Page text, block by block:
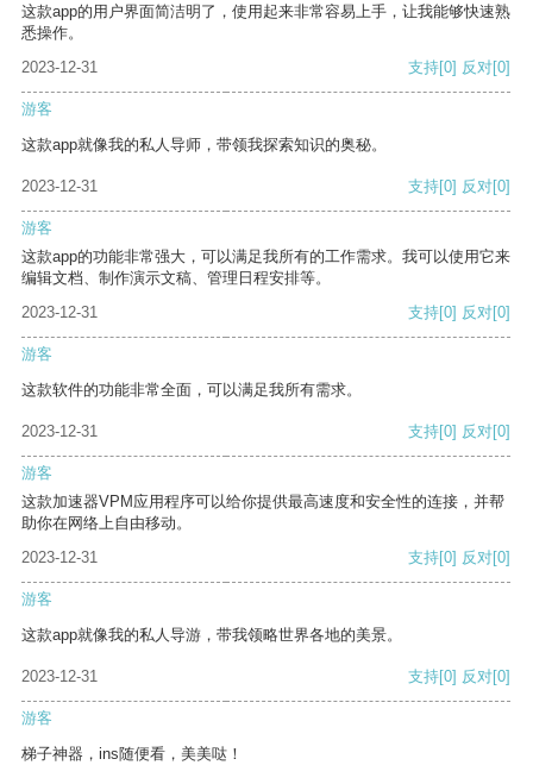
这款app的用户界面简洁明了，使用起来非常容易上手，让我能够快速熟
悉操作。
2023-12-31
支持[0] 反对[0]
游客
这款app就像我的私人导师，带领我探索知识的奥秘。
2023-12-31 支持[0] 反对[0]
游客
这款app的功能非常强大，可以满足我所有的工作需求。我可以使用它来
编辑文档、制作演示文稿、管理日程安排等。
2023-12-31
支持[0] 反对[0]
游客
这款软件的功能非常全面，可以满足我所有需求。
2023-12-31 支持[0] 反对[0]
游客
这款加速器VPM应用程序可以给你提供最高速度和安全性的连接，并帮
助你在网络上自由移动。
2023-12-31
支持[0] 反对[0]
游客
这款app就像我的私人导游，带我领略世界各地的美景。
2023-12-31 支持[0] 反对[0]
游客
梯子神器，ins随便看，美美哒！